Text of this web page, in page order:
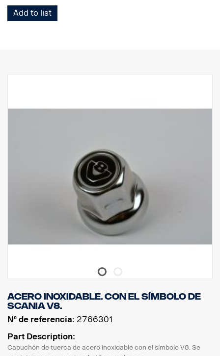
Add to list
Acero inoxidable. Con el símbolo de
Scania V8.
Nº de referencia: 2766301
Part Description:
Capuchón de tuerca de acero inoxidable con el símbolo V8. Se